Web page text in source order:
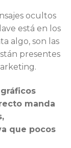
ocultos
está en los
algo, son las
presentes
manda
que pocos